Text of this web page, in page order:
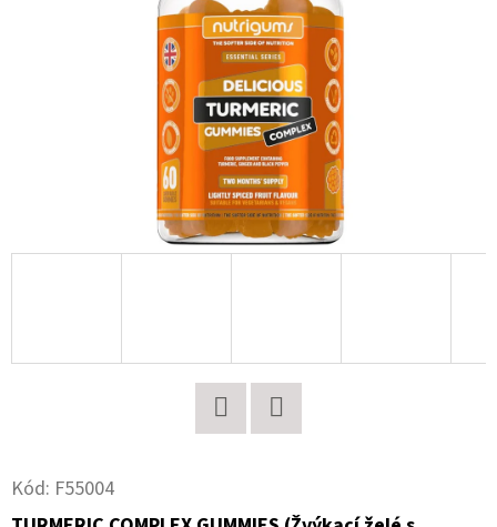
Kód: F55004
T
HLEDAT